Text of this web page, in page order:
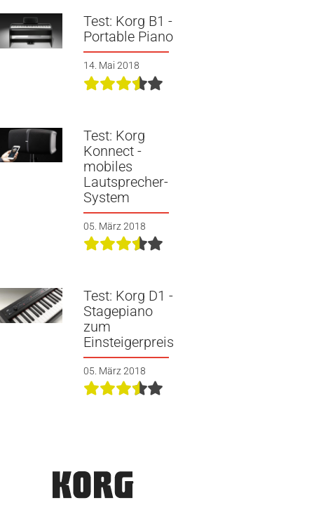
Test: Korg B1 -
Portable Piano
14. Mai 2018
Test: Korg
Konnect -
mobiles
Lautsprecher-
System
05. März 2018
Test: Korg D1 -
Stagepiano
zum
Einsteigerpreis
05. März 2018